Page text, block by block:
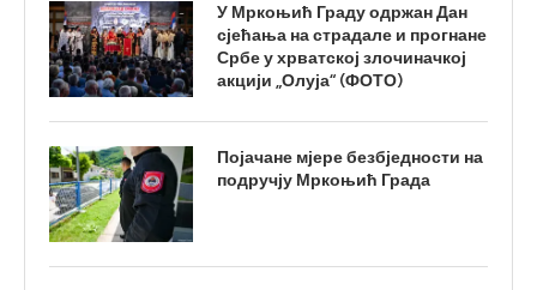
У Мркоњић Граду одржан Дан
сјећања на страдале и прогнане
Србе у хрватској злочиначкој
акцији „Олуја“ (ФОТО)
Појачане мјере безбједности на
подручју Мркоњић Града